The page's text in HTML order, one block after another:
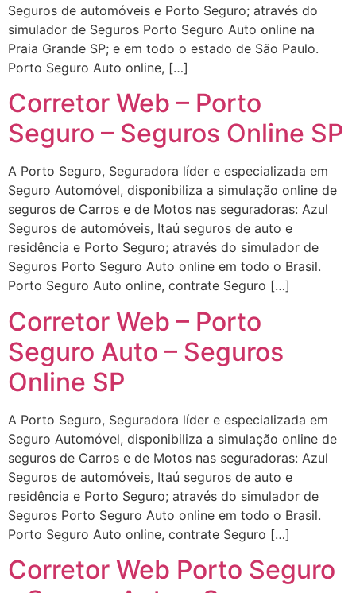
Seguros de automóveis e Porto Seguro; através do
simulador de Seguros Porto Seguro Auto online na
Praia Grande SP; e em todo o estado de São Paulo.
Porto Seguro Auto online, […]
Corretor Web – Porto
Seguro – Seguros Online SP
A Porto Seguro, Seguradora líder e especializada em
Seguro Automóvel, disponibiliza a simulação online de
seguros de Carros e de Motos nas seguradoras: Azul
Seguros de automóveis, Itaú seguros de auto e
residência e Porto Seguro; através do simulador de
Seguros Porto Seguro Auto online em todo o Brasil.
Porto Seguro Auto online, contrate Seguro […]
Corretor Web – Porto
Seguro Auto – Seguros
Online SP
A Porto Seguro, Seguradora líder e especializada em
Seguro Automóvel, disponibiliza a simulação online de
seguros de Carros e de Motos nas seguradoras: Azul
Seguros de automóveis, Itaú seguros de auto e
residência e Porto Seguro; através do simulador de
Seguros Porto Seguro Auto online em todo o Brasil.
Porto Seguro Auto online, contrate Seguro […]
Corretor Web Porto Seguro